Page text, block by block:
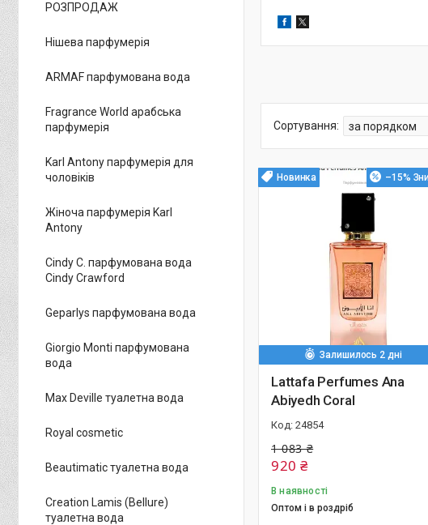
Новинка –15%
Залишилось 2 дні
Lattafa Perfumes Ana
Abiyedh Coral
24854
1 083 ₴
920 ₴
В наявності
Оптом і в роздріб
РОЗПРОДАЖ
Нішева парфумерія
ARMAF парфумована вода
Fragrance World арабська
парфумерія
Karl Antony парфумерія для
чоловіків
Жіноча парфумерія Karl
Antony
Cindy C. парфумована вода
Cindy Crawford
Geparlys парфумована вода
Giorgio Monti парфумована
вода
Max Deville туалетна вода
Royal cosmetic
Beautimatic туалетна вода
Creation Lamis (Bellure)
туалетна вода